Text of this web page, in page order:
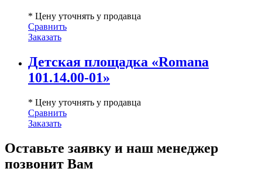
* Цену уточнять у продавца
Сравнить
Заказать
Детская площадка «Romana
101.14.00-01»
* Цену уточнять у продавца
Сравнить
Заказать
Оставьте заявку и наш менеджер
позвонит Вам